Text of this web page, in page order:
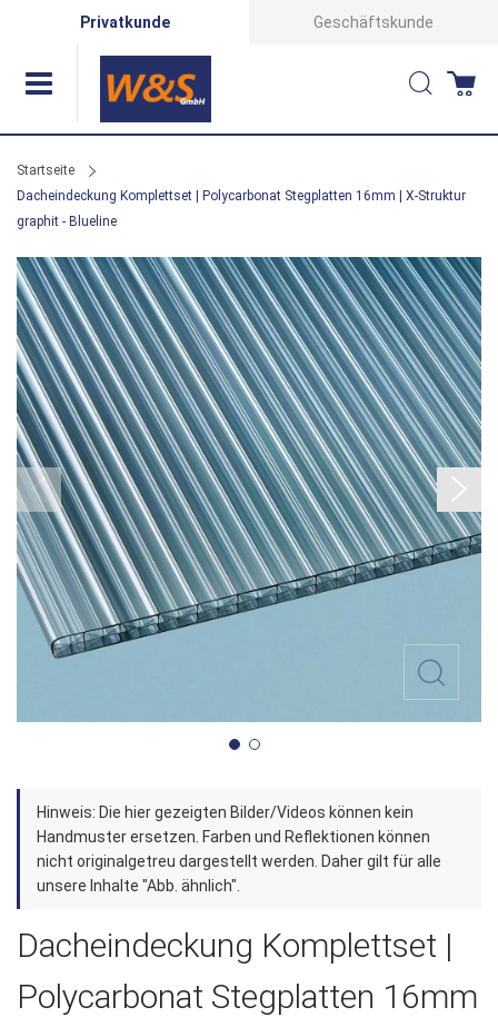
Privatkunde Geschäftskunde
Suche
Startseite
Dacheindeckung Komplettset | Polycarbonat Stegplatten 16mm | X-Struktur
graphit - Blueline
Zum
Ende
der
Bildergalerie
springen
Zum
Anfang
der
Bildergalerie
Hinweis: Die hier gezeigten Bilder/Videos können kein
Handmuster ersetzen. Farben und Reflektionen können
nicht originalgetreu dargestellt werden. Daher gilt für alle
unsere Inhalte "Abb. ähnlich".
Dacheindeckung Komplettset |
Polycarbonat Stegplatten 16mm